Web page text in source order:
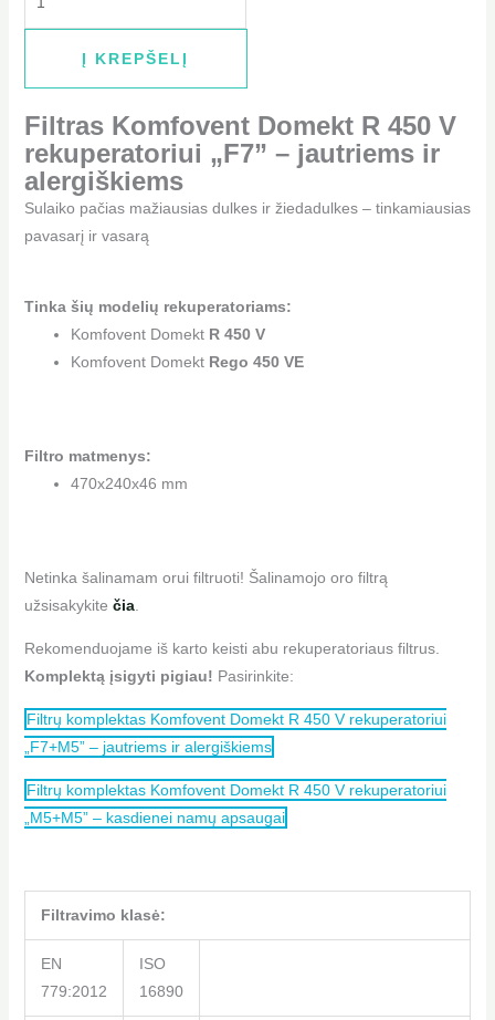
Į KREPŠELĮ
Filtras Komfovent Domekt R 450 V
rekuperatoriui „F7” – jautriems ir
alergiškiems
Sulaiko pačias mažiausias dulkes ir žiedadulkes – tinkamiausias
pavasarį ir vasarą
Tinka šių modelių rekuperatoriams:
Komfovent Domekt R 450 V
Komfovent Domekt Rego 450 VE
Filtro matmenys:
470x240x46 mm
Netinka šalinamam orui filtruoti! Šalinamojo oro filtrą
užsisakykite čia.
Rekomenduojame iš karto keisti abu rekuperatoriaus filtrus.
Komplektą įsigyti pigiau! Pasirinkite:
Filtrų komplektas Komfovent Domekt R 450 V rekuperatoriui
„F7+M5” – jautriems ir alergiškiems
Filtrų komplektas Komfovent Domekt R 450 V rekuperatoriui
„M5+M5” – kasdienei namų apsaugai
Filtravimo klasė:
EN
779:2012
ISO
16890